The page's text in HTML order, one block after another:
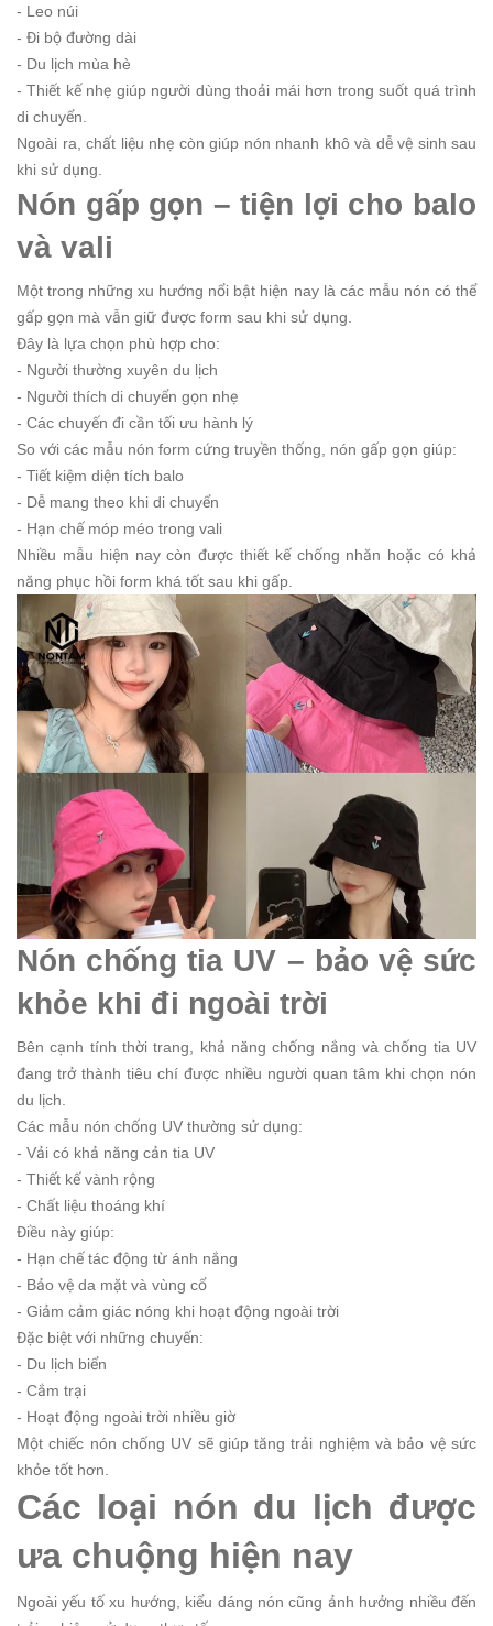
- Leo núi
- Đi bộ đường dài
- Du lịch mùa hè
- Thiết kế nhẹ giúp người dùng thoải mái hơn trong suốt quá trình
di chuyển.
Ngoài ra, chất liệu nhẹ còn giúp nón nhanh khô và dễ vệ sinh sau
khi sử dụng.
Nón gấp gọn – tiện lợi cho balo
và vali
Một trong những xu hướng nổi bật hiện nay là các mẫu nón có thể
gấp gọn mà vẫn giữ được form sau khi sử dụng.
Đây là lựa chọn phù hợp cho:
- Người thường xuyên du lịch
- Người thích di chuyển gọn nhẹ
- Các chuyến đi cần tối ưu hành lý
So với các mẫu nón form cứng truyền thống, nón gấp gọn giúp:
- Tiết kiệm diện tích balo
- Dễ mang theo khi di chuyển
- Hạn chế móp méo trong vali
Nhiều mẫu hiện nay còn được thiết kế chống nhăn hoặc có khả
năng phục hồi form khá tốt sau khi gấp.
Nón chống tia UV – bảo vệ sức
khỏe khi đi ngoài trời
Bên cạnh tính thời trang, khả năng chống nắng và chống tia UV
đang trở thành tiêu chí được nhiều người quan tâm khi chọn nón
du lịch.
Các mẫu nón chống UV thường sử dụng:
- Vải có khả năng cản tia UV
- Thiết kế vành rộng
- Chất liệu thoáng khí
Điều này giúp:
- Hạn chế tác động từ ánh nắng
- Bảo vệ da mặt và vùng cổ
- Giảm cảm giác nóng khi hoạt động ngoài trời
Đặc biệt với những chuyến:
- Du lịch biển
- Cắm trại
- Hoạt động ngoài trời nhiều giờ
Một chiếc nón chống UV sẽ giúp tăng trải nghiệm và bảo vệ sức
khỏe tốt hơn.
Các loại nón du lịch được
ưa chuộng hiện nay
Ngoài yếu tố xu hướng, kiểu dáng nón cũng ảnh hưởng nhiều đến